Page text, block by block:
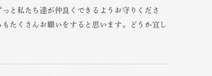
と私たち達が仲良くできるようお守りくださ
たくさんお願いをすると思います。どうか宜し